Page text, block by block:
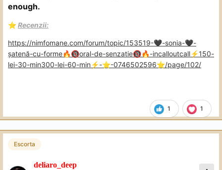
1 1
enough.
⭐Recenzii:
https://nimfomane.com/forum/topic/153519-🖤-sonia-🖤-
șatenă-cu-forme🔥🔞oral-de-senzatie🔞🔥-incalloutcall⚡️150-
lei-30-min300-lei-60-min ⚡️-⭐️-0746502596⭐️/page/102/
Escorta
deliaro_deep